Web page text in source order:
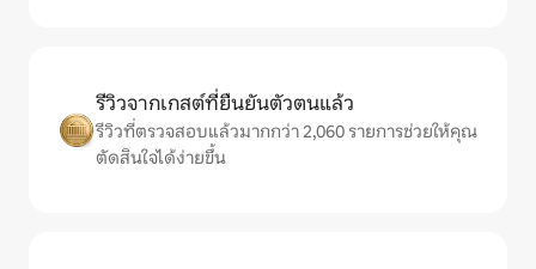
รีวิวจากเกสต์ที่ยืนยันตัวตนแล้ว
รีวิวที่ตรวจสอบแล้วมากกว่า 2,060 รายการช่วยให้คุณ
ตัดสินใจได้ง่ายขึ้น